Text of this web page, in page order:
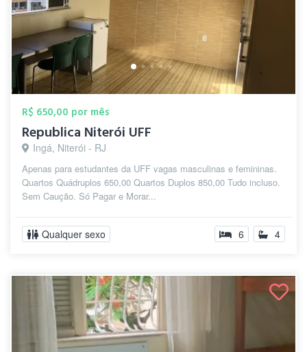
R$ 650,00 por mês
Republica Niterói UFF
Ingá, Niterói - RJ
Apenas para estudantes da UFF vagas masculinas e femininas.
Quartos Quádruplos 650,00 Quartos Duplos 850,00 Tudo incluso.
Sem Caução. Só Pagar e Morar...
Qualquer sexo 6 4